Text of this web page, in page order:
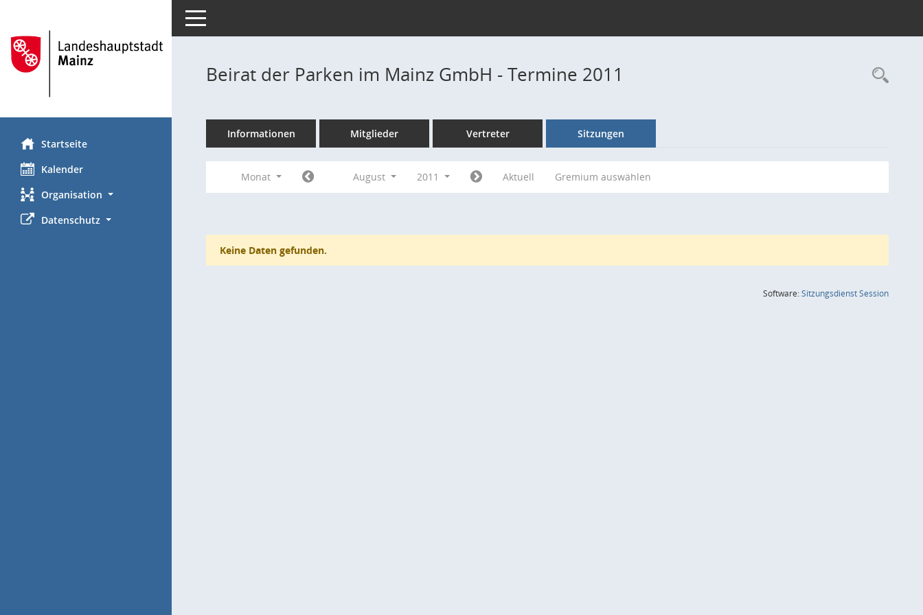
Startseite
Kalender
Organisation
Datenschutz
Toggle navigation
Beirat der Parken im Mainz GmbH - Termine 2011
Informationen Mitglieder Vertreter Sitzungen
Monat August 2011 Aktuell Gremium auswählen
Keine Daten gefunden.
Software:SitzungsdienstSession(Wird in